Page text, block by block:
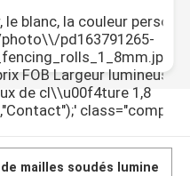
120 cm Fil de
prix
le blanc, la couleur
pd163791265-
FOB Largeur lumineuse
de cl\\u00f4ture 1,8
mailles soudés lumine